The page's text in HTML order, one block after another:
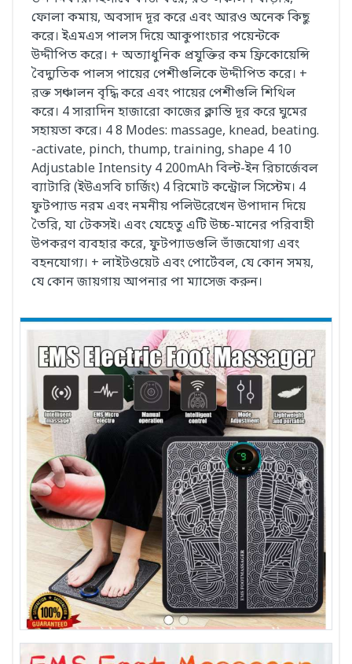
ফোলা কমায়, অবসাদ দূর করে এবং আরও অনেক কিছু
করে। ইএমএস পালস দিয়ে আকুপাংচার পয়েন্টকে
উদ্দীপিত করে। + অত্যাধুনিক প্রযুক্তির কম ফ্রিকোয়েন্সি
বৈদ্যুতিক পালস পায়ের পেশীগুলিকে উদ্দীপিত করে। +
রক্ত সঞ্চালন বৃদ্ধি করে এবং পায়ের পেশীগুলি শিথিল
করে। 4 সারাদিন হাজারো কাজের ক্লান্তি দূর করে ঘুমের
সহায়তা করে। 4 8 Modes: massage, knead, beating.
-activate, pinch, thump, training, shape 4 10
Adjustable Intensity 4 200mAh বিল্ট-ইন রিচার্জেবল
ব্যাটারি (ইউএসবি চার্জিং) 4 রিমোট কন্ট্রোল সিস্টেম। 4
ফুটপ্যাড নরম এবং নমনীয় পলিউরেখেন উপাদান দিয়ে
তৈরি, যা টেকসই। এবং যেহেতু এটি উচ্চ-মানের পরিবাহী
উপকরণ ব্যবহার করে, ফুটপ্যাডগুলি ভাঁজযোগ্য এবং
বহনযোগ্য। + লাইটওয়েট এবং পোর্টেবল, যে কোন সময়,
যে কোন জায়গায় আপনার পা ম্যাসেজ করুন।